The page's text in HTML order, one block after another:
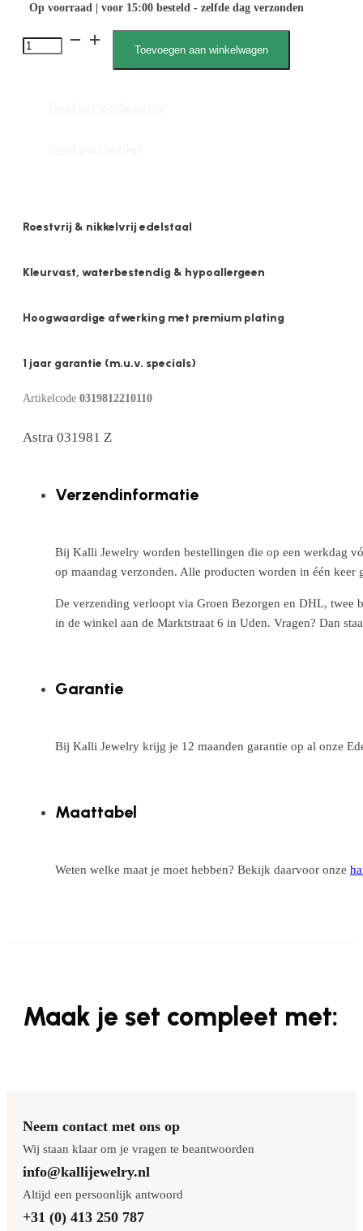
Op voorraad | voor 15:00 besteld - zelfde dag verzonden
Astra
Toevoegen aan winkelwagen
Roestvrij & nikkelvrij edelstaal
Kleurvast, waterbestendig & hypoallergeen
Hoogwaardige afwerking met premium plating
1 jaar garantie (m.u.v. specials)
Artikelcode 0319812210110
Astra 031981 Z
Verzendinformatie
Bij Kalli Jewelry worden bestellingen die op een werkdag
op maandag verzonden. Alle producten worden in één
De verzending verloopt via Groen Bezorgen en DHL, twee
in de winkel aan de Marktstraat 6 in Uden. Vragen? Dan
Garantie
Bij Kalli Jewelry krijg je 12 maanden garantie op al onze
Maattabel
Weten welke maat je moet hebben? Bekijk daarvoor onze
Maak je set compleet met:
Neem contact met ons op
Wij staan klaar om je vragen te beantwoorden
info@kallijewelry.nl
Altijd een persoonlijk antwoord
+31 (0) 413 250 787